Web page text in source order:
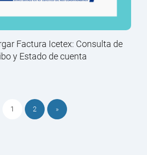
Factura Icetex: Consulta de
y Estado de cuenta
1 2 »